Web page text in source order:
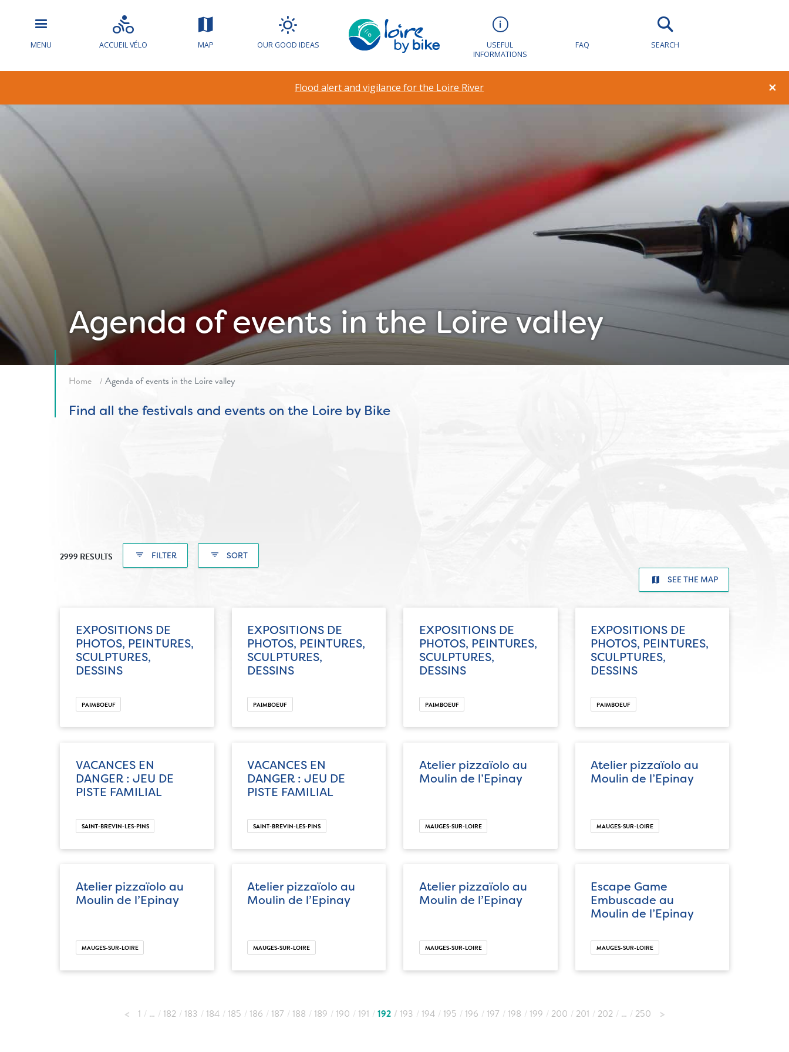
MENU ACCUEIL VÉLO MAP OUR GOOD IDEAS
USEFUL
INFORMATIONS
FAQ SEARCH
×
Flood alert and vigilance for the Loire River
Agenda of events in the Loire valley
Home Agenda of events in the Loire valley
Find all the festivals and events on the Loire by Bike
2999 RESULTS filter_list FILTER filter_list SORT
SEE THE MAP
EXPOSITIONS DE
PHOTOS, PEINTURES,
SCULPTURES,
DESSINS
PAIMBOEUF
EXPOSITIONS DE
PHOTOS, PEINTURES,
SCULPTURES,
DESSINS
PAIMBOEUF
EXPOSITIONS DE
PHOTOS, PEINTURES,
SCULPTURES,
DESSINS
PAIMBOEUF
EXPOSITIONS DE
PHOTOS, PEINTURES,
SCULPTURES,
DESSINS
PAIMBOEUF
VACANCES EN
DANGER : JEU DE
PISTE FAMILIAL
SAINT-BREVIN-LES-PINS
VACANCES EN
DANGER : JEU DE
PISTE FAMILIAL
SAINT-BREVIN-LES-PINS
Atelier pizzaïolo au
Moulin de l’Epinay
MAUGES-SUR-LOIRE
Atelier pizzaïolo au
Moulin de l’Epinay
MAUGES-SUR-LOIRE
Atelier pizzaïolo au
Moulin de l’Epinay
MAUGES-SUR-LOIRE
Atelier pizzaïolo au
Moulin de l’Epinay
MAUGES-SUR-LOIRE
Atelier pizzaïolo au
Moulin de l’Epinay
MAUGES-SUR-LOIRE
Escape Game
Embuscade au
Moulin de l’Epinay
MAUGES-SUR-LOIRE
1 … 182 183 184 185 186 187 188 189 190 191 192 193 194 195 196 197 198 199 200 201 202 … 250